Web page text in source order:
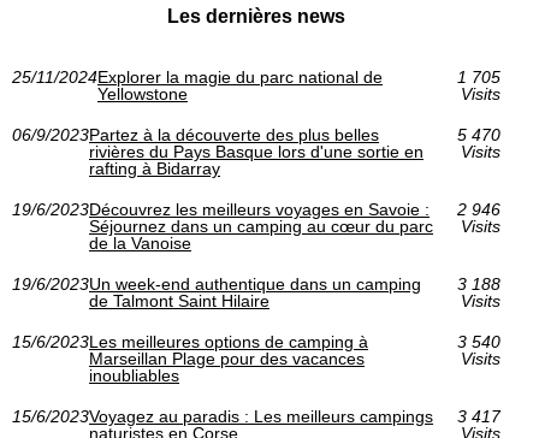
Les dernières news
25/11/2024Explorer la magie du parc national de
Yellowstone
1 705
Visits
06/9/2023Partez à la découverte des plus belles
rivières du Pays Basque lors d'une sortie en
rafting à Bidarray
5 470
Visits
19/6/2023Découvrez les meilleurs voyages en Savoie :
Séjournez dans un camping au cœur du parc
de la Vanoise
2 946
Visits
19/6/2023Un week-end authentique dans un camping
de Talmont Saint Hilaire
3 188
Visits
15/6/2023Les meilleures options de camping à
Marseillan Plage pour des vacances
inoubliables
3 540
Visits
15/6/2023Voyagez au paradis : Les meilleurs campings
naturistes en Corse
3 417
Visits